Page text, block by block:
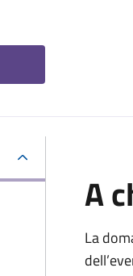
A
La